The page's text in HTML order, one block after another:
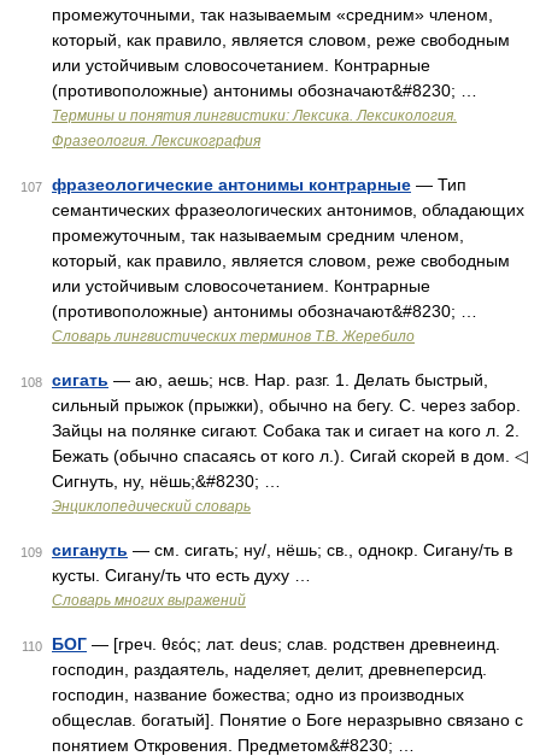
промежуточными, так называемым «средним» членом,
который, как правило, является словом, реже свободным
или устойчивым словосочетанием. Контрарные
(противоположные) антонимы обозначают&#8230; …
Термины и понятия лингвистики: Лексика. Лексикология.
Фразеология. Лексикография
107 фразеологические антонимы контрарные — Тип
семантических фразеологических антонимов, обладающих
промежуточным, так называемым средним членом,
который, как правило, является словом, реже свободным
или устойчивым словосочетанием. Контрарные
(противоположные) антонимы обозначают&#8230; …
Словарь лингвистических терминов Т.В. Жеребило
108 сигать — аю, аешь; нсв. Нар. разг. 1. Делать быстрый,
сильный прыжок (прыжки), обычно на бегу. С. через забор.
Зайцы на полянке сигают. Собака так и сигает на кого л. 2.
Бежать (обычно спасаясь от кого л.). Сигай скорей в дом. ◁
Сигнуть, ну, нёшь;&#8230; …
Энциклопедический словарь
109 сигануть — см. сигать; ну/, нёшь; св., однокр. Сигану/ть в
кусты. Сигану/ть что есть духу …
Словарь многих выражений
110 БОГ — [греч. θεός; лат. deus; слав. родствен древнеинд.
господин, раздаятель, наделяет, делит, древнеперсид.
господин, название божества; одно из производных
общеслав. богатый]. Понятие о Боге неразрывно связано с
понятием Откровения. Предметом&#8230; …